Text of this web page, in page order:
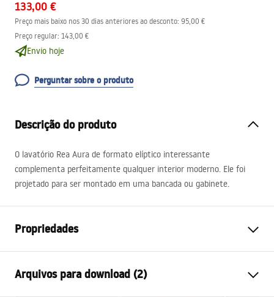
133,00 €
Preço mais baixo nos 30 dias anteriores ao desconto: 95,00 €
Preço regular: 143,00 €
Envio hoje
Perguntar sobre o produto
Descrição do produto
O lavatório Rea Aura de formato elíptico interessante
complementa perfeitamente qualquer interior moderno. Ele foi
projetado para ser montado em uma bancada ou gabinete.
Propriedades
Materiais
Cerâmica sanitária
Arquivos para download (2)